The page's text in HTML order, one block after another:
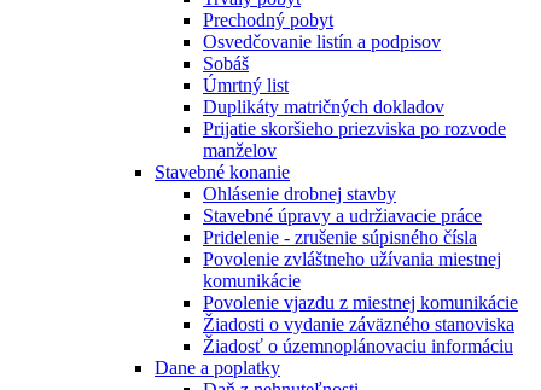
Prechodný pobyt
Osvedčovanie listín a podpisov
Sobáš
Úmrtný list
Duplikáty matričných dokladov
Prijatie skoršieho priezviska po rozvode
manželov
Stavebné konanie
Ohlásenie drobnej stavby
Stavebné úpravy a udržiavacie práce
Pridelenie - zrušenie súpisného čísla
Povolenie zvláštneho užívania miestnej
komunikácie
Povolenie vjazdu z miestnej komunikácie
Žiadosti o vydanie záväzného stanoviska
Žiadosť o územnoplánovaciu informáciu
Dane a poplatky